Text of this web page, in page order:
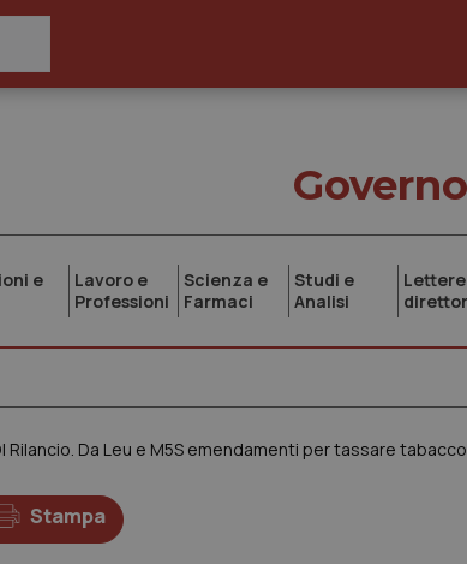
e
Lavoro e
Professioni
Scienza e
Farmaci
Studi e
Analisi
Stampa